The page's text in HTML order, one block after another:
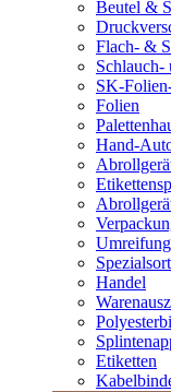
Beutel &
Flach- &
Schlauch-
SK-
Folien
Hand-
Handel
Etiketten